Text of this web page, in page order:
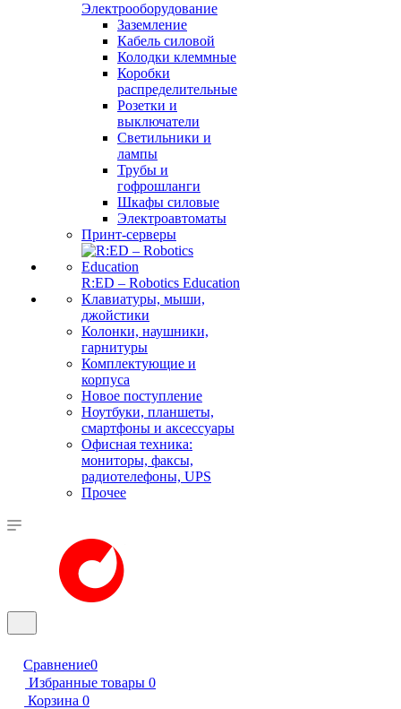
Электрооборудование
Заземление
Кабель силовой
Колодки клеммные
Коробки
распределительные
Розетки и
выключатели
Светильники и
лампы
Трубы и
гофрошланги
Шкафы силовые
Электроавтоматы
Принт-серверы
R:ED – Robotics Education
Клавиатуры, мыши,
джойстики
Колонки, наушники,
гарнитуры
Комплектующие и
корпуса
Новое поступление
Ноутбуки, планшеты,
смартфоны и аксессуары
Офисная техника:
мониторы, факсы,
радиотелефоны, UPS
Прочее
Сравнение0
Избранные товары 0
Корзина 0